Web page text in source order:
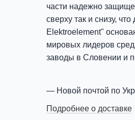
части надежно
сверху так и снизу,
Elektroelement"
мировых лидеров
заводы в Словении и
Новой почтой по
Подробнее о доставке